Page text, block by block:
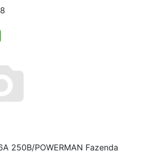
250В/POWERMAN Fazenda